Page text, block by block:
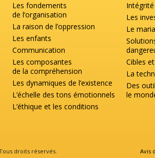
Les fondements
de l’organisation
La raison de l’oppression
Les enfants
Communication
Les composantes
de la compréhension
Les dynamiques de l’existence
L’échelle des tons émotionnels
L’éthique et les conditions
Les
Le
Cibles
La
Des
le
droits réservés. Avis